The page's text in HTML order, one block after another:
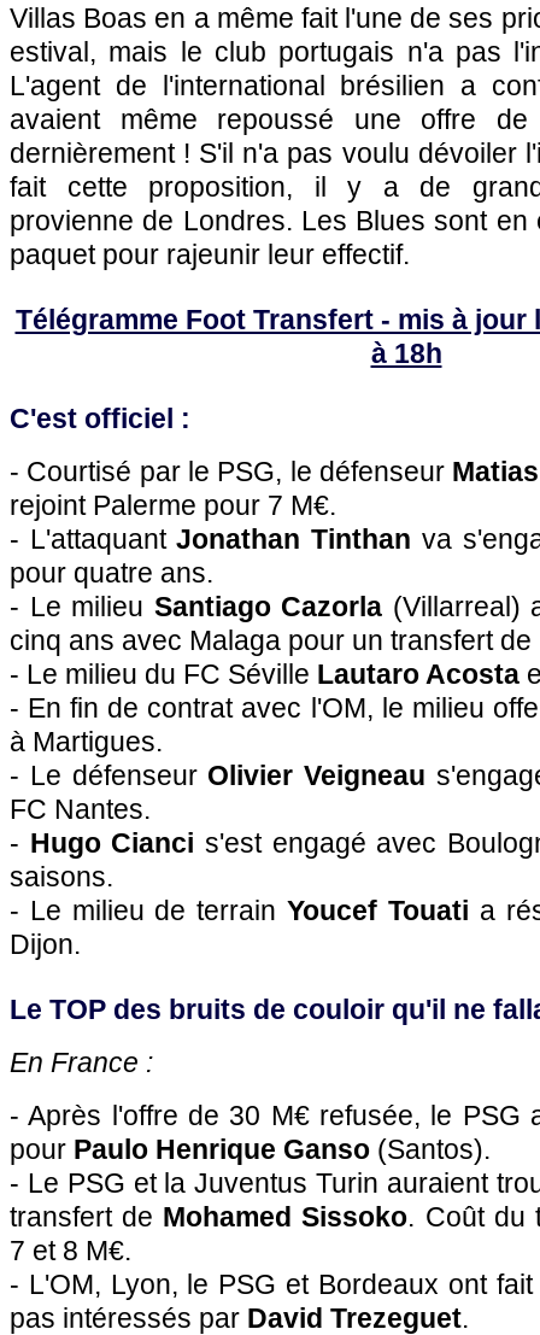
Villas Boas en a même fait l'une de ses
estival, mais le club portugais n'a pas
L'agent de l'international brésilien a
avaient même repoussé une offre
dernièrement ! S'il n'a pas voulu dévoiler
fait cette proposition, il y a de
provienne de Londres. Les Blues sont en
paquet pour rajeunir leur effectif.
Télégramme Foot Transfert - mis à jour
à 18h
C'est officiel :
- Courtisé par le PSG, le défenseur
rejoint Palerme pour 7 M€.
- L'attaquantJonathan Tinthan va
pour quatre ans.
- Le milieu Santiago Cazorla (Villarreal)
cinq ans avec Malaga pour un transfert de
- Le milieu du FC Séville Lautaro Acosta
- En fin de contrat avec l'OM, le milieu
à Martigues.
- Le défenseur Olivier Veigneau
FC Nantes.
- Hugo Cianci s'est engagé avec
saisons.
- Le milieu de terrainYoucef Touati a
Dijon.
Le TOP des bruits de couloir qu'il ne
En France :
- Après l'offre de 30 M€ refusée, le PSG
pour Paulo Henrique Ganso (Santos).
- Le PSG et la Juventus Turin auraient
transfert de Mohamed Sissoko. Coût du
7 et 8 M€.
- L'OM, Lyon, le PSG et Bordeaux ont
pas intéressés par David Trezeguet.